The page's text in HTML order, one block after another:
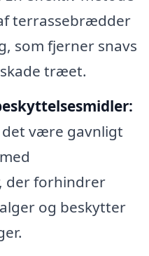
terrassebrædder
som fjerner snavs
træet.
være gavnligt
der forhindrer
og beskytter